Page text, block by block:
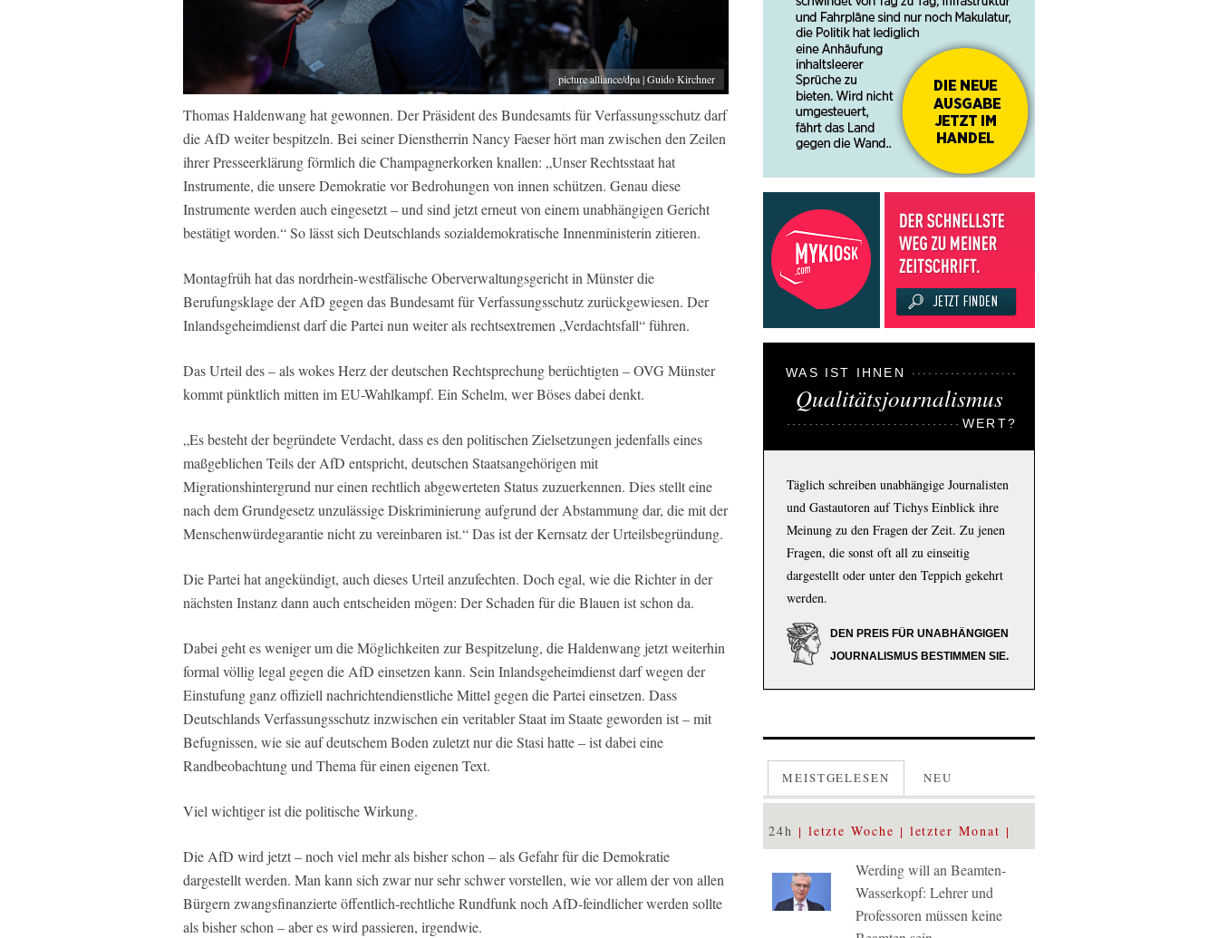
picture alliance/dpa | Guido Kirchner
Thomas Haldenwang hat gewonnen. Der Präsident des Bundesamts für Verfassungsschutz darf
die AfD weiter bespitzeln. Bei seiner Dienstherrin Nancy Faeser hört man zwischen den Zeilen
ihrer Presseerklärung förmlich die Champagnerkorken knallen: „Unser Rechtsstaat hat
Instrumente, die unsere Demokratie vor Bedrohungen von innen schützen. Genau diese
Instrumente werden auch eingesetzt – und sind jetzt erneut von einem unabhängigen Gericht
bestätigt worden.“ So lässt sich Deutschlands sozialdemokratische Innenministerin zitieren.
Montagfrüh hat das nordrhein-westfälische Oberverwaltungsgericht in Münster die
Berufungsklage der AfD gegen das Bundesamt für Verfassungsschutz zurückgewiesen. Der
Inlandsgeheimdienst darf die Partei nun weiter als rechtsextremen „Verdachtsfall“ führen.
Das Urteil des – als wokes Herz der deutschen Rechtsprechung berüchtigten – OVG Münster
kommt pünktlich mitten im EU-Wahlkampf. Ein Schelm, wer Böses dabei denkt.
„Es besteht der begründete Verdacht, dass es den politischen Zielsetzungen jedenfalls eines
maßgeblichen Teils der AfD entspricht, deutschen Staatsangehörigen mit
Migrationshintergrund nur einen rechtlich abgewerteten Status zuzuerkennen. Dies stellt eine
nach dem Grundgesetz unzulässige Diskriminierung aufgrund der Abstammung dar, die mit der
Menschenwürdegarantie nicht zu vereinbaren ist.“ Das ist der Kernsatz der Urteilsbegründung.
Die Partei hat angekündigt, auch dieses Urteil anzufechten. Doch egal, wie die Richter in der
nächsten Instanz dann auch entscheiden mögen: Der Schaden für die Blauen ist schon da.
Dabei geht es weniger um die Möglichkeiten zur Bespitzelung, die Haldenwang jetzt weiterhin
formal völlig legal gegen die AfD einsetzen kann. Sein Inlandsgeheimdienst darf wegen der
Einstufung ganz offiziell nachrichtendienstliche Mittel gegen die Partei einsetzen. Dass
Deutschlands Verfassungsschutz inzwischen ein veritabler Staat im Staate geworden ist – mit
Befugnissen, wie sie auf deutschem Boden zuletzt nur die Stasi hatte – ist dabei eine
Randbeobachtung und Thema für einen eigenen Text.
Viel wichtiger ist die politische Wirkung.
Die AfD wird jetzt – noch viel mehr als bisher schon – als Gefahr für die Demokratie
dargestellt werden. Man kann sich zwar nur sehr schwer vorstellen, wie vor allem der von allen
Bürgern zwangsfinanzierte öffentlich-rechtliche Rundfunk noch AfD-feindlicher werden sollte
als bisher schon – aber es wird passieren, irgendwie.
WAS IST IHNEN
Qualitätsjournalismus
WERT?
Täglich schreiben unabhängige Journalisten
und Gastautoren auf Tichys Einblick ihre
Meinung zu den Fragen der Zeit. Zu jenen
Fragen, die sonst oft all zu einseitig
dargestellt oder unter den Teppich gekehrt
werden.
DEN PREIS FÜR UNABHÄNGIGEN
JOURNALISMUS BESTIMMEN SIE.
MEISTGELESEN NEU
24h letzte Woche letzter Monat
Werding will an Beamten-
Wasserkopf: Lehrer und
Professoren müssen keine